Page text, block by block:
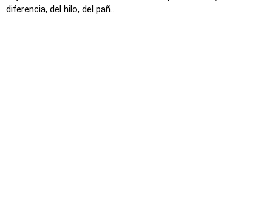
diferencia, del hilo, del pañ...